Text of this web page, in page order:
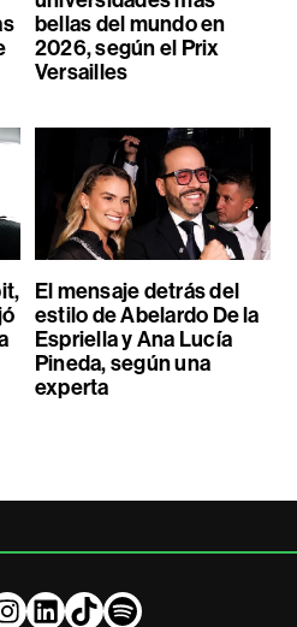
bellas del mundo en
2026, según el Prix
Versailles
El mensaje detrás del
estilo de Abelardo De la
Espriella y Ana Lucía
Pineda, según una
experta